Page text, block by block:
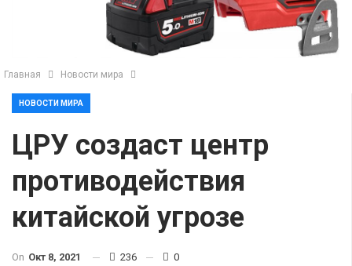
Главная Новости мира
НОВОСТИ МИРА
ЦРУ создаст центр
противодействия
китайской угрозе
On Окт 8, 2021 236 0